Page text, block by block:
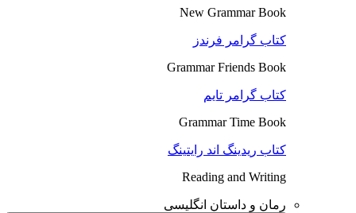
New Grammar Book
کتاب گرامر فرندز
Grammar Friends Book
کتاب گرامر تایم
Grammar Time Book
کتاب ریدینگ اند رایتینگ
Reading and Writing
رمان و داستان انگلیسی